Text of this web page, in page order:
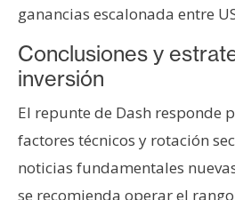
ganancias escalonada entre
Conclusiones y
inversión
El repunte de Dash responde
factores técnicos y rotación
noticias fundamentales
se recomienda operar el